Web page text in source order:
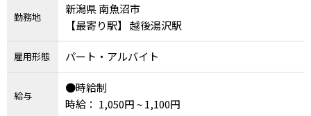
勤務地
新潟県 南魚沼市
【最寄り駅】 越後湯沢駅
雇用形態 パート・アルバイト
給与
●時給制
時給： 1,050円 ~ 1,100円